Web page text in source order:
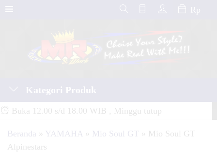
Rp
Kategori Produk
Buka 12.00 s/d 18.00 WIB , Minggu tutup
Beranda » YAMAHA » Mio Soul GT » Mio Soul GT
Alpinestars